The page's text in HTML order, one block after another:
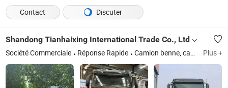
Contact
Discuter
Shandong Tianhaixing International Trade Co., Ltd
Société Commerciale Réponse Rapide Camion benne, camion lourd, citerne, camion à benne basculante, camion remorque, camion malaxeur, camion de décharge, semi-remorque, camions d'occasion, camion tracteur Plus +